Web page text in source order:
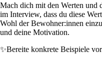
Mach dich mit den Werten und
im Interview, dass du diese
Wohl der Bewohner:innen
und deine Motivation.
✨Bereite konkrete Beispiele vor